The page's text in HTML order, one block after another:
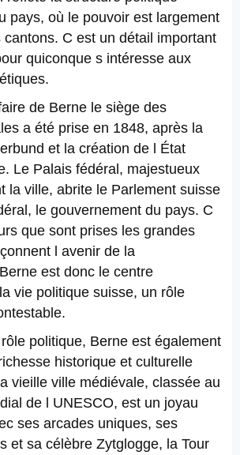
pays, où le pouvoir est largement
cantons. C est un détail important
quiconque s intéresse aux
de Berne le siège des
a été prise en 1848, après la
et la création de l État
Le Palais fédéral, majestueux
la ville, abrite le Parlement suisse
le gouvernement du pays. C
que sont prises les grandes
l avenir de la
est donc le centre
vie politique suisse, un rôle
politique, Berne est également
historique et culturelle
vieille ville médiévale, classée au
de l UNESCO, est un joyau
ses arcades uniques, ses
et sa célèbre Zytglogge, la Tour